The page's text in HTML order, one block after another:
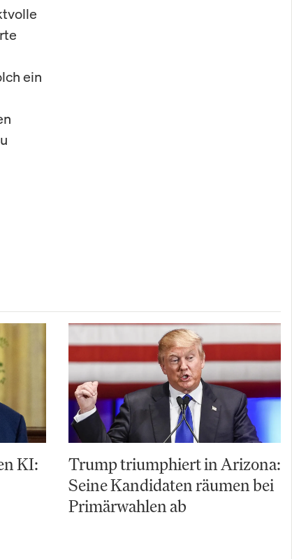
ein
KI:
Trump triumphiert in Arizona:
Seine Kandidaten räumen bei
Primärwahlen ab